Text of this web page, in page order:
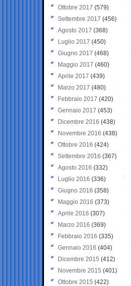
Ottobre 2017 (579)
Settembre 2017 (456)
Agosto 2017 (368)
Luglio 2017 (450)
Giugno 2017 (468)
Maggio 2017 (460)
Aprile 2017 (439)
Marzo 2017 (480)
Febbraio 2017 (420)
Gennaio 2017 (453)
Dicembre 2016 (438)
Novembre 2016 (438)
Ottobre 2016 (424)
Settembre 2016 (367)
Agosto 2016 (332)
Luglio 2016 (336)
Giugno 2016 (358)
Maggio 2016 (373)
Aprile 2016 (307)
Marzo 2016 (369)
Febbraio 2016 (335)
Gennaio 2016 (404)
Dicembre 2015 (412)
Novembre 2015 (401)
Ottobre 2015 (422)